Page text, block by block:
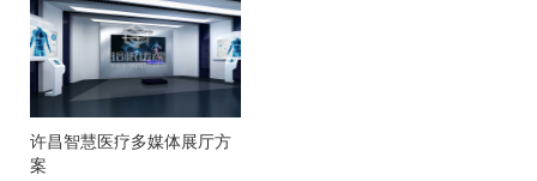
许昌智慧医疗多媒体展厅方
案